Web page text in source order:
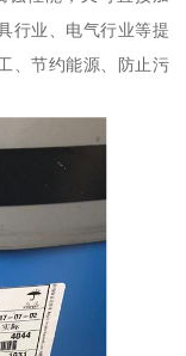
行业、电气行业等提
、节约能源、防止污